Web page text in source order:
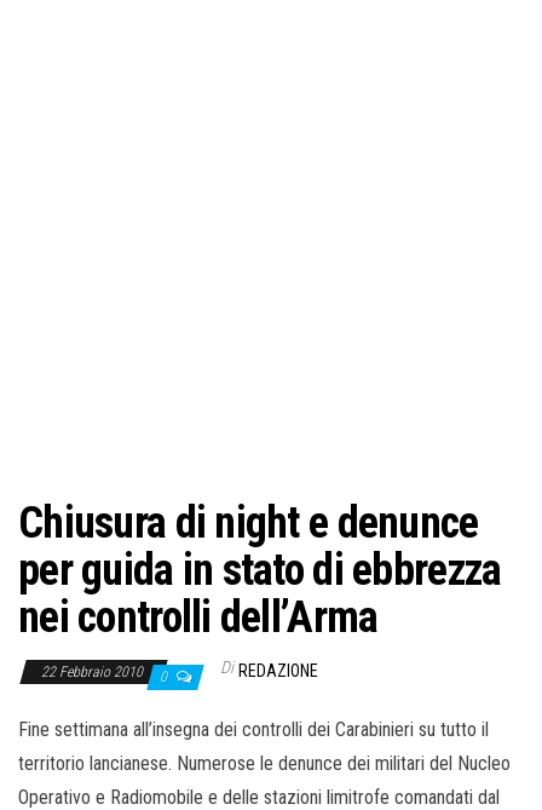
Chiusura di night e denunce
per guida in stato di ebbrezza
nei controlli dell’Arma
22 Febbraio 2010 0 Di REDAZIONE
Fine settimana all’insegna dei controlli dei Carabinieri su tutto il
territorio lancianese. Numerose le denunce dei militari del Nucleo
Operativo e Radiomobile e delle stazioni limitrofe comandati dal